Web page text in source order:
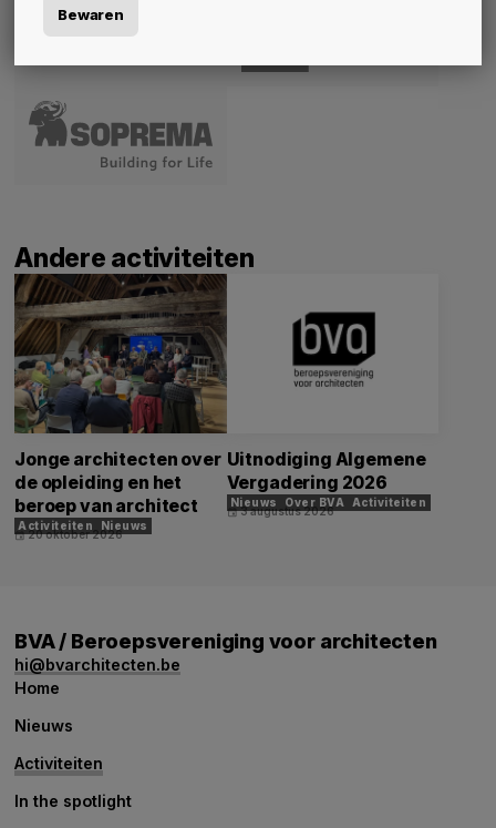
Bewaren
Andere activiteiten
Jonge architecten over
de opleiding en het
beroep van architect
Activiteiten Nieuws
event20 oktober 2026
Uitnodiging Algemene
Vergadering 2026
Nieuws Over BVA Activiteiten
event3 augustus 2026
BVA / Beroepsvereniging voor architecten
hi@bvarchitecten.be
Home
Nieuws
Activiteiten
In the spotlight